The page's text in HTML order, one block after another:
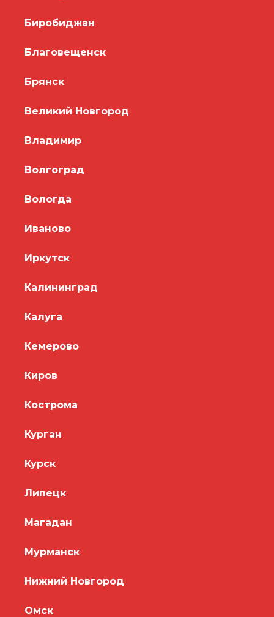
Биробиджан
Благовещенск
Брянск
Великий Новгород
Владимир
Волгоград
Вологда
Иваново
Иркутск
Калининград
Калуга
Кемерово
Киров
Кострома
Курган
Курск
Липецк
Магадан
Мурманск
Нижний Новгород
Омск